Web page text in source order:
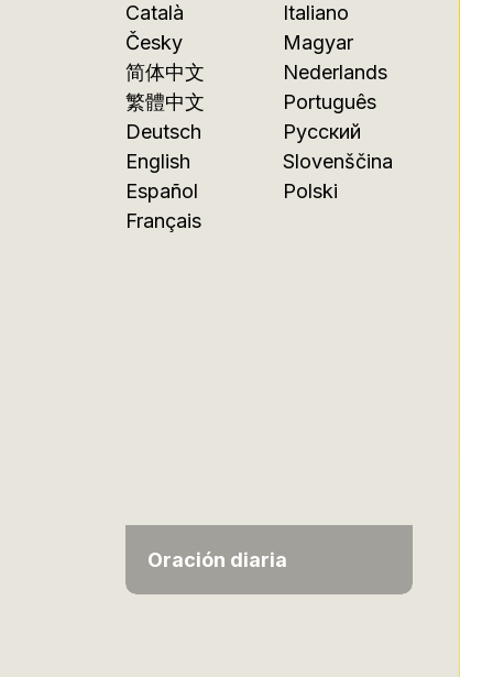
Català
Česky
简体中文
繁體中文
Deutsch
English
Español
Français
Italiano
Magyar
Nederlands
Português
Русский
Slovenščina
Polski
Oración diaria